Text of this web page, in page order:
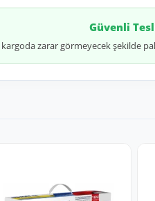
Güvenli
zarar görmeyecek şekilde